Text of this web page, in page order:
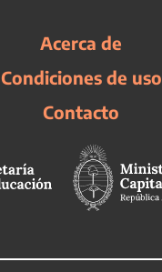
Acerca de
Condiciones de uso
Contacto